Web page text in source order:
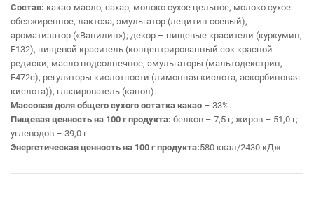
Состав: какао-масло, сахар, молоко сухое цельное, молоко сухое
обезжиренное, лактоза, эмульгатор (лецитин соевый),
ароматизатор («Ванилин»); декор – пищевые красители (куркумин,
Е132), пищевой краситель (концентрированный сок красной
редиски, масло подсолнечное, эмульгаторы (мальтодекстрин,
Е472с), регуляторы кислотности (лимонная кислота, аскорбиновая
кислота)), глазирователь (капол).
Массовая доля общего сухого остатка какао – 33%.
Пищевая ценность на 100 г продукта: белков – 7,5 г; жиров – 51,0 г;
углеводов – 39,0 г
Энергетическая ценность на 100 г продукта:580 ккал/2430 кДж